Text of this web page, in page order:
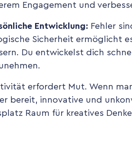
Engagement und
Entwicklung: Fehler
Sicherheit ermöglicht
Du entwickelst dich
erfordert Mut. Wenn
bereit, innovative und
Raum für kreatives